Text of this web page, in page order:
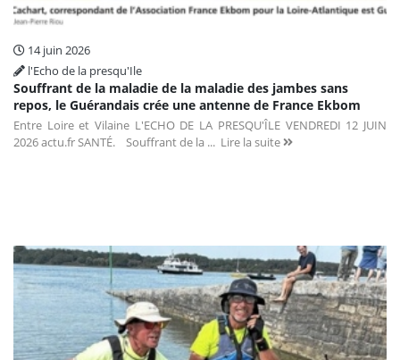
14 juin 2026
l'Echo de la presqu'Ile
Souffrant de la maladie de la maladie des jambes sans
repos, le Guérandais crée une antenne de France Ekbom
Entre Loire et Vilaine L'ECHO DE LA PRESQU'ÎLE VENDREDI 12 JUIN
2026 actu.fr SANTÉ. Souffrant de la ... Lire la suite